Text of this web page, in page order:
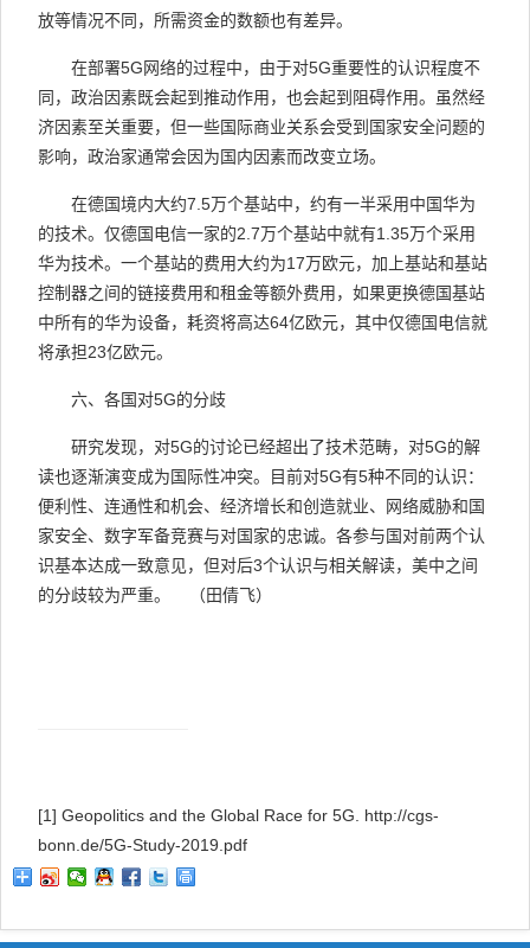
放等情况不同，所需资金的数额也有差异。
在部署5G网络的过程中，由于对5G重要性的认识程度不
同，政治因素既会起到推动作用，也会起到阻碍作用。虽然经
济因素至关重要，但一些国际商业关系会受到国家安全问题的
影响，政治家通常会因为国内因素而改变立场。
在德国境内大约7.5万个基站中，约有一半采用中国华为
的技术。仅德国电信一家的2.7万个基站中就有1.35万个采用
华为技术。一个基站的费用大约为17万欧元，加上基站和基站
控制器之间的链接费用和租金等额外费用，如果更换德国基站
中所有的华为设备，耗资将高达64亿欧元，其中仅德国电信就
将承担23亿欧元。
六、各国对5G的分歧
研究发现，对5G的讨论已经超出了技术范畴，对5G的解
读也逐渐演变成为国际性冲突。目前对5G有5种不同的认识：
便利性、连通性和机会、经济增长和创造就业、网络威胁和国
家安全、数字军备竞赛与对国家的忠诚。各参与国对前两个认
识基本达成一致意见，但对后3个认识与相关解读，美中之间
的分歧较为严重。
（田倩飞）
[1] Geopolitics and the Global Race for 5G. http://cgs-
bonn.de/5G-Study-2019.pdf